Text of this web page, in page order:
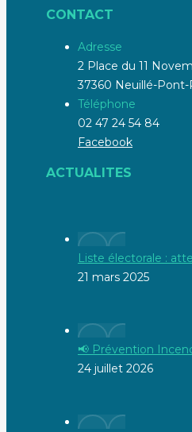
CONTACT
Adresse
2 Place du 11
37360 Neuillé-Pont-
Téléphone
02 47 24 54 84
Facebook
ACTUALITES
Liste électorale :
21 mars 2025
📢 Prévention
24 juillet 2026